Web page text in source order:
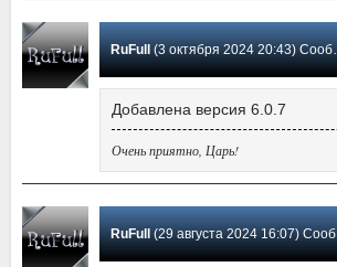
RuFull (3 октября 2024 20:43) Сообщение #4
Добавлена версия 6.0.7
Очень приятно, Царь!
RuFull (29 августа 2024 16:07) Сообщение #3